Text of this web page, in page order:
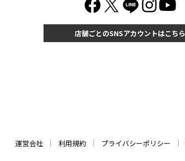
店舗ごとのSNSアカウントはこちら
運営会社 利用規約 プライバシーポリシー